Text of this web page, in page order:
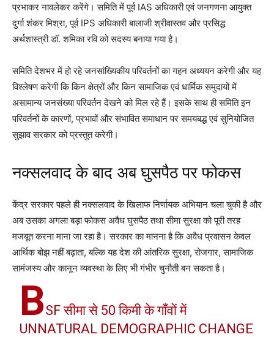
प्रभाकर नावलेकर करेंगे। समिति में पूर्व IAS अधिकारी एवं जनगणना आयुक्त
दुर्गा शंकर मिश्रा, पूर्व IPS अधिकारी बालाजी श्रीवास्तव और प्रसिद्ध
अर्थशास्त्री डॉ. शमिका रवि को सदस्य बनाया गया है।
समिति देशभर में हो रहे जनसांख्यिकीय परिवर्तनों का गहन अध्ययन करेगी और यह
विश्लेषण करेगी कि किन क्षेत्रों और किन सामाजिक एवं धार्मिक समुदायों में
असामान्य जनसंख्या परिवर्तन देखने को मिल रहे हैं। इसके साथ ही समिति इन
परिवर्तनों के कारणों, प्रभावों और संभावित समाधान पर समयबद्ध एवं सुनियोजित
सुझाव सरकार को प्रस्तुत करेगी।
नक्सलवाद के बाद अब घुसपैठ पर फोकस
केंद्र सरकार पहले ही नक्सलवाद के खिलाफ निर्णायक अभियान चला चुकी है और
अब उसका अगला बड़ा फोकस अवैध घुसपैठ तथा सीमा सुरक्षा को पूरी तरह
मजबूत करना माना जा रहा है। सरकार का मानना है कि अवैध प्रवासन केवल
आर्थिक बोझ नहीं बढ़ाता, बल्कि यह देश की आंतरिक सुरक्षा, रोजगार, सामाजिक
सामंजस्य और कानून व्यवस्था के लिए भी गंभीर चुनौती बन सकता है।
BSF सीमा से 50 किमी के गाँवों में
UNNATURAL DEMOGRAPHIC CHANGE